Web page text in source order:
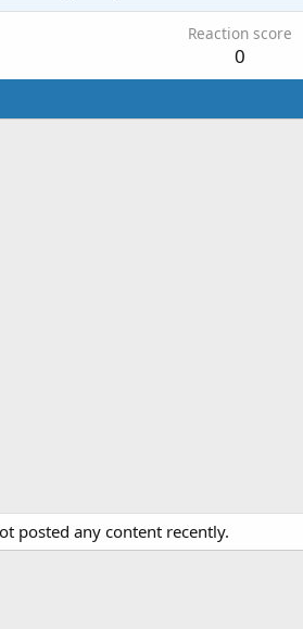
Reaction score
0
posted any content recently.